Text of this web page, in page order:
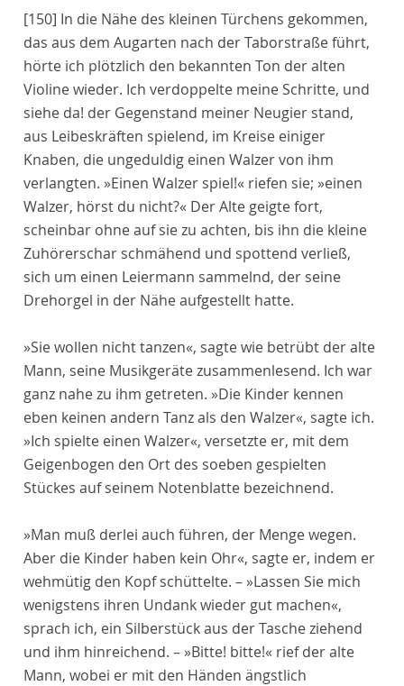
[150] In die Nähe des kleinen Türchens gekommen,
das aus dem Augarten nach der Taborstraße führt,
hörte ich plötzlich den bekannten Ton der alten
Violine wieder. Ich verdoppelte meine Schritte, und
siehe da! der Gegenstand meiner Neugier stand,
aus Leibeskräften spielend, im Kreise einiger
Knaben, die ungeduldig einen Walzer von ihm
verlangten. »Einen Walzer spiel!« riefen sie; »einen
Walzer, hörst du nicht?« Der Alte geigte fort,
scheinbar ohne auf sie zu achten, bis ihn die kleine
Zuhörerschar schmähend und spottend verließ,
sich um einen Leiermann sammelnd, der seine
Drehorgel in der Nähe aufgestellt hatte.
»Sie wollen nicht tanzen«, sagte wie betrübt der alte
Mann, seine Musikgeräte zusammenlesend. Ich war
ganz nahe zu ihm getreten. »Die Kinder kennen
eben keinen andern Tanz als den Walzer«, sagte ich.
»Ich spielte einen Walzer«, versetzte er, mit dem
Geigenbogen den Ort des soeben gespielten
Stückes auf seinem Notenblatte bezeichnend.
»Man muß derlei auch führen, der Menge wegen.
Aber die Kinder haben kein Ohr«, sagte er, indem er
wehmütig den Kopf schüttelte. – »Lassen Sie mich
wenigstens ihren Undank wieder gut machen«,
sprach ich, ein Silberstück aus der Tasche ziehend
und ihm hinreichend. – »Bitte! bitte!« rief der alte
Mann, wobei er mit den Händen ängstlich